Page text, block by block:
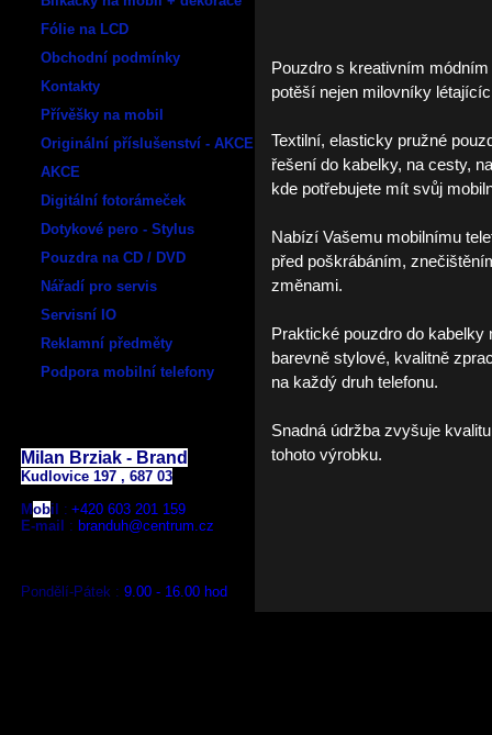
Fólie na LCD
Obchodní podmínky
Kontakty
Přívěšky na mobil
Originální příslušenství - AKCE
AKCE
Digitální fotorámeček
Dotykové pero - Stylus
Pouzdra na CD / DVD
Nářadí pro servis
Servisní IO
Reklamní předměty
Podpora mobilní telefony
Milan Brziak - Brand
Kudlovice 197 , 687 03
Mobil : +420 603 201 159
E-mail
: branduh@centrum.cz
Pondělí-Pátek : 9.00 - 16.00 hod
Pouzdro s kreativním
potěší nejen milovníky
Textilní, elasticky pružné
řešení do kabelky, na cesty,
kde potřebujete mít svůj
Nabízí Vašemu mobilnímu
před poškrábáním,
změnami.
Praktické pouzdro do kabelky
barevně stylové, kvalitně
na každý druh telefonu.
Snadná údržba zvyšuje
tohoto výrobku.